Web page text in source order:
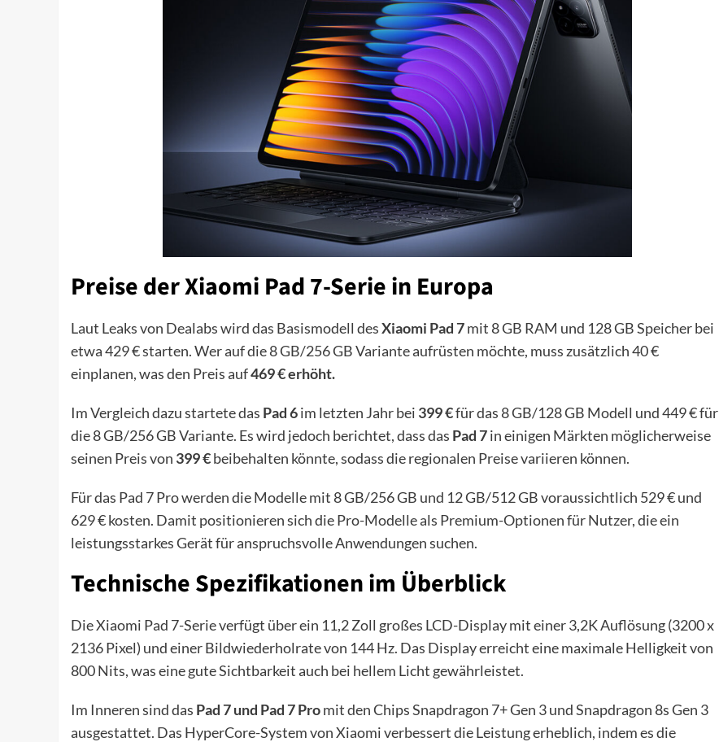
Preise der Xiaomi Pad 7-Serie in Europa
Laut Leaks von Dealabs wird das Basismodell desXiaomi Pad 7mit 8 GB RAM und 128 GB Speicher bei
etwa 429 € starten. Wer auf die 8 GB/256 GB Variante aufrüsten möchte, muss zusätzlich 40 €
einplanen, was den Preis auf469 € erhöht.
Im Vergleich dazu startete das Pad 6im letzten Jahr bei 399 €für das 8 GB/128 GB Modell und 449 € für
die 8 GB/256 GB Variante. Es wird jedoch berichtet, dass das Pad 7in einigen Märkten möglicherweise
seinen Preis von 399 €beibehalten könnte, sodass die regionalen Preise variieren können.
Für das Pad 7 Pro werden die Modelle mit 8 GB/256 GB und 12 GB/512 GB voraussichtlich 529 € und
629 € kosten. Damit positionieren sich die Pro-Modelle als Premium-Optionen für Nutzer, die ein
leistungsstarkes Gerät für anspruchsvolle Anwendungen suchen.
Technische Spezifikationen im Überblick
Die Xiaomi Pad 7-Serie verfügt über ein 11,2 Zoll großes LCD-Display mit einer 3,2K Auflösung (3200 x
2136 Pixel) und einer Bildwiederholrate von 144 Hz. Das Display erreicht eine maximale Helligkeit von
800 Nits, was eine gute Sichtbarkeit auch bei hellem Licht gewährleistet.
Im Inneren sind das Pad 7 und Pad 7 Promit den Chips Snapdragon 7+ Gen 3 und Snapdragon 8s Gen 3
ausgestattet. Das HyperCore-System von Xiaomi verbessert die Leistung erheblich, indem es die